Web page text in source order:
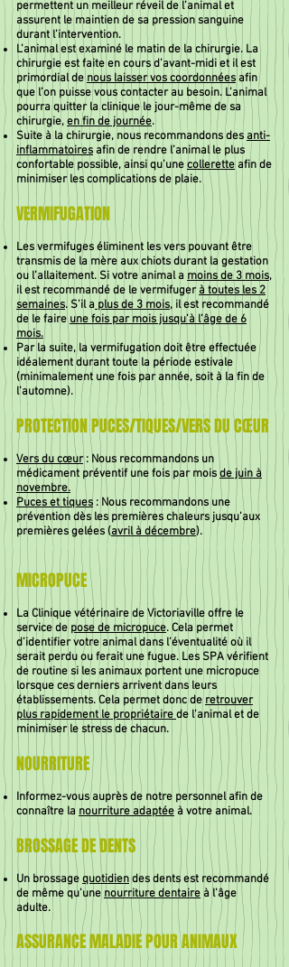
permettent un meilleur réveil de l’animal et
assurent le maintien de sa pression sanguine
durant l’intervention.
L’animal est examiné le matin de la chirurgie. La
chirurgie est faite en cours d’avant-midi et il est
primordial de nous laisser vos coordonnées afin
que l’on puisse vous contacter au besoin. L’animal
pourra quitter la clinique le jour-même de sa
chirurgie,en fin de journée.
Suite à la chirurgie, nous recommandons des anti-
inflammatoires afin de rendre l’animal le plus
confortable possible, ainsi qu’unecollerette afin de
minimiser les complications de plaie.
VERMIFUGATION
Les vermifuges éliminent les vers pouvant être
transmis de la mère aux chiots durant la gestation
ou l’allaitement. Si votre animal a moins de 3 mois,
il est recommandé de le vermifugerà toutes les 2
semaines. S’il a plus de 3 mois, il est recommandé
de le faireune fois par mois jusqu’à l’âge de 6
mois.
Par la suite, la vermifugation doit être effectuée
idéalement durant toute la période estivale
(minimalement une fois par année, soit à la fin de
l’automne).
PROTECTION PUCES/TIQUES/VERS DU CŒUR
Vers du cœur: Nous recommandons un
médicament préventif une fois par moisde juin à
novembre.
Puces et tiques : Nous recommandons une
prévention dès les premières chaleurs jusqu’aux
premières gelées (avril à décembre).
MICROPUCE
La Clinique vétérinaire de Victoriaville offre le
service de pose de micropuce. Cela permet
d’identifier votre animal dans l’éventualité où il
serait perdu ou ferait une fugue. Les SPA vérifient
de routine si les animaux portent une micropuce
lorsque ces derniers arrivent dans leurs
établissements. Cela permet donc deretrouver
plus rapidement le propriétairede l’animal et de
minimiser le stress de chacun.
NOURRITURE
Informez-vous auprès de notre personnel afin de
connaître la nourriture adaptée à votre animal.
BROSSAGE DE DENTS
Un brossagequotidiendes dents est recommandé
de même qu’une nourriture dentaire à l’âge
adulte.
ASSURANCE MALADIE POUR ANIMAUX